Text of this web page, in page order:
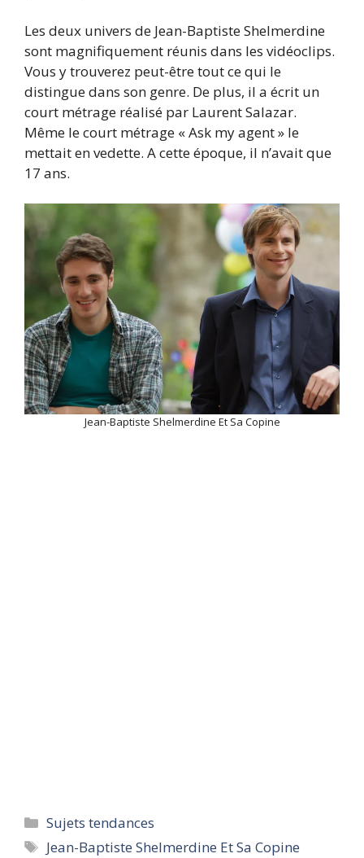
Les deux univers de Jean-Baptiste Shelmerdine
sont magnifiquement réunis dans les vidéoclips.
Vous y trouverez peut-être tout ce qui le
distingue dans son genre. De plus, il a écrit un
court métrage réalisé par Laurent Salazar.
Même le court métrage « Ask my agent » le
mettait en vedette. A cette époque, il n’avait que
17 ans.
Jean-Baptiste Shelmerdine Et Sa Copine
Categories
Sujets tendances
Tags
Jean-Baptiste Shelmerdine Et Sa Copine